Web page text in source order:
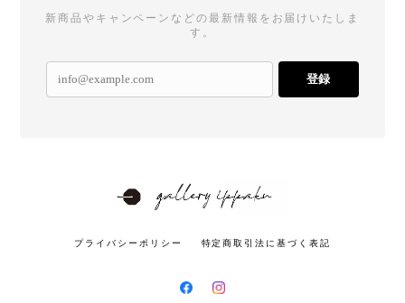
新商品やキャンペーンなどの最新情報をお届けいたしま
す。
登録
プライバシーポリシー 特定商取引法に基づく表記